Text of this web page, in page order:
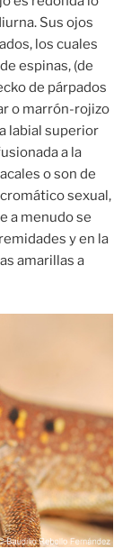
Sus ojos
los cuales
espinas, (de
de párpados
o marrón-rojizo
labial superior
a la
o son de
sexual,
a menudo se
y en la
amarillas a